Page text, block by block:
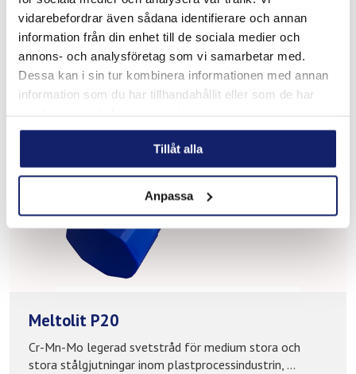
vidarebefordrar även sådana identifierare och annan
information från din enhet till de sociala medier och
annons- och analysföretag som vi samarbetar med.
Dessa kan i sin tur kombinera informationen med annan
information som du har tillhandahållit eller som de har
Tillåt alla
Anpassa
Meltolit P20
Cr-Mn-Mo legerad svetstråd för medium stora och
stora stålgjutningar inom plastprocessindustrin, ...